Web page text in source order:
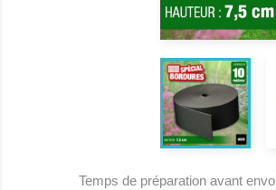
Temps de préparation avant